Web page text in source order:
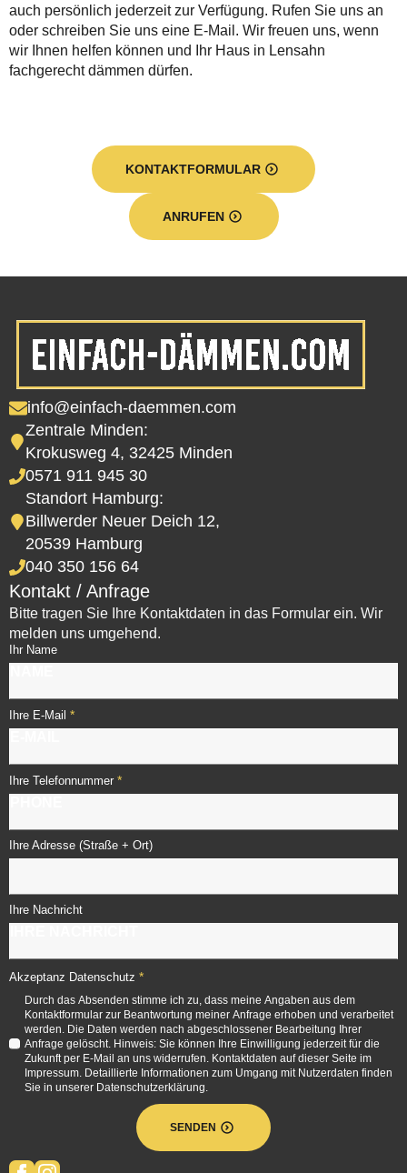
auch persönlich jederzeit zur Verfügung. Rufen Sie uns an
oder schreiben Sie uns eine E-Mail. Wir freuen uns, wenn
wir Ihnen helfen können und Ihr Haus in Lensahn
fachgerecht dämmen dürfen.
KONTAKTFORMULAR
ANRUFEN
info@einfach-daemmen.com
Zentrale Minden:
Krokusweg 4, 32425 Minden
0571 911 945 30
Standort Hamburg:
Billwerder Neuer Deich 12,
20539 Hamburg
040 350 156 64
Kontakt / Anfrage
Bitte tragen Sie Ihre Kontaktdaten in das Formular ein. Wir
melden uns umgehend.
Ihr Name
Ihre E-Mail *
Ihre Telefonnummer *
Ihre Adresse (Straße + Ort)
Ihre Nachricht
Akzeptanz Datenschutz *
Durch das Absenden stimme ich zu, dass meine Angaben aus dem
Kontaktformular zur Beantwortung meiner Anfrage erhoben und verarbeitet
werden. Die Daten werden nach abgeschlossener Bearbeitung Ihrer
Anfrage gelöscht. Hinweis: Sie können Ihre Einwilligung jederzeit für die
Zukunft per E-Mail an uns widerrufen. Kontaktdaten auf dieser Seite im
Impressum. Detaillierte Informationen zum Umgang mit Nutzerdaten finden
Sie in unserer Datenschutzerklärung.
SENDEN